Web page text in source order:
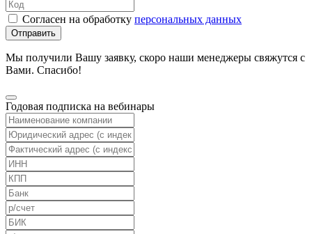
Согласен на обработку персональных данных
Отправить
Мы получили Вашу заявку, скоро наши менеджеры свяжутся с
Вами. Спасибо!
Годовая подписка на вебинары